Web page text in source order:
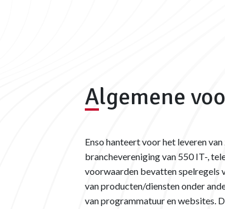
Algemene
Enso hanteert voor het leveren
branchevereniging van 550 IT-,
voorwaarden bevatten spelregels
van producten/diensten onder
van programmatuur en websites.